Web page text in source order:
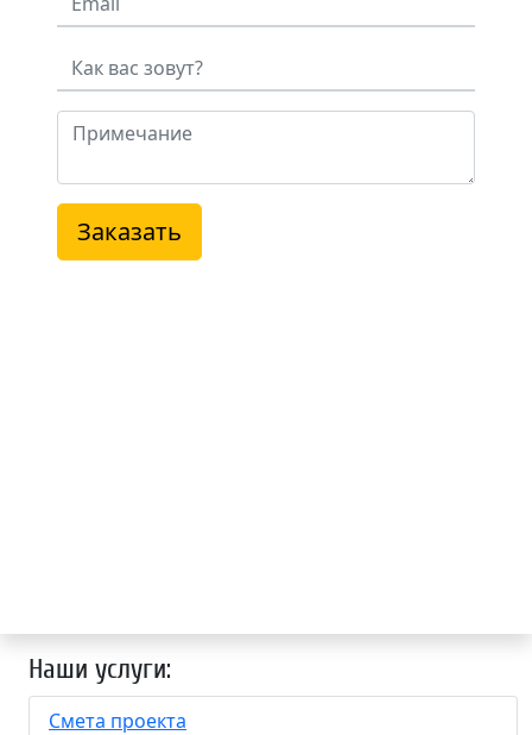
Заказать
Наши услуги:
Смета проекта